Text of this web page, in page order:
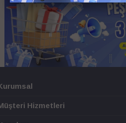
Hizmetleri